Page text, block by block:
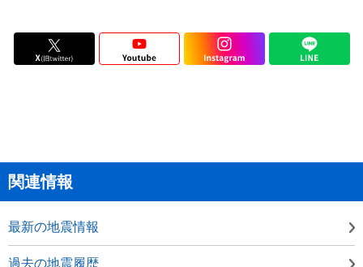
関連情報
最新の地震情報
過去の地震履歴